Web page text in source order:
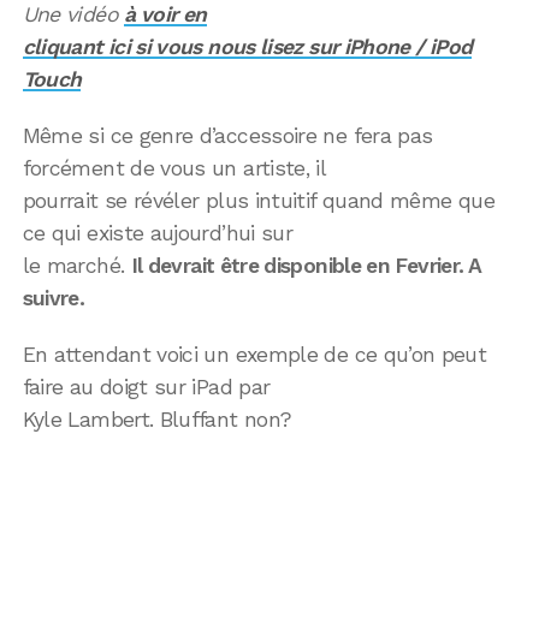
Une vidéo à voir en
cliquant ici si vous nous lisez sur iPhone / iPod
Touch
Même si ce genre d’accessoire ne fera pas
forcément de vous un artiste, il
pourrait se révéler plus intuitif quand même que
ce qui existe aujourd’hui sur
le marché. Il devrait être disponible en Fevrier. A
suivre.
En attendant voici un exemple de ce qu’on peut
faire au doigt sur iPad par
Kyle Lambert. Bluffant non?